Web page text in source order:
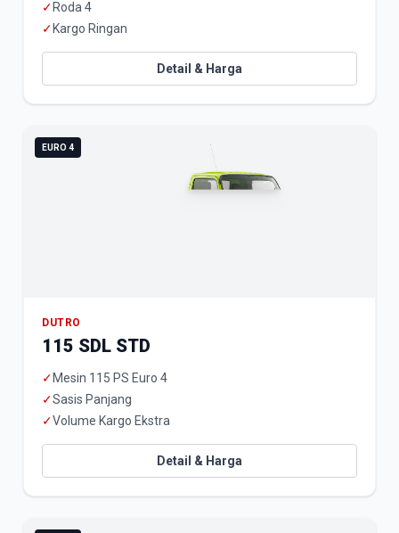
✓ Roda 4
✓ Kargo Ringan
Detail & Harga
EURO 4
DUTRO
115 SDL STD
✓ Mesin 115 PS Euro 4
✓Sasis Panjang
✓Volume Kargo Ekstra
Detail & Harga